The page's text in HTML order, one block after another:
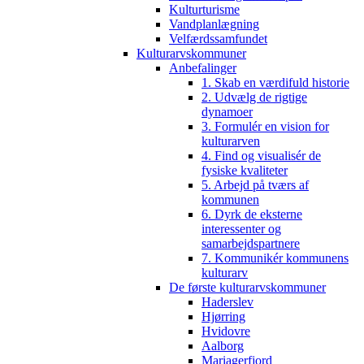
Kulturturisme
Vandplanlægning
Velfærdssamfundet
Kulturarvskommuner
Anbefalinger
1. Skab en værdifuld historie
2. Udvælg de rigtige
dynamoer
3. Formulér en vision for
kulturarven
4. Find og visualisér de
fysiske kvaliteter
5. Arbejd på tværs af
kommunen
6. Dyrk de eksterne
interessenter og
samarbejdspartnere
7. Kommunikér kommunens
kulturarv
De første kulturarvskommuner
Haderslev
Hjørring
Hvidovre
Aalborg
Mariagerfjord